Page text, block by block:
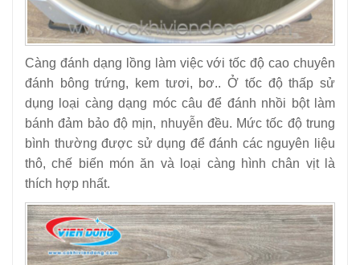
Càng đánh dạng lồng làm việc với tốc độ cao chuyên
đánh bông trứng, kem tươi, bơ.. Ở tốc độ thấp sử
dụng loại càng dạng móc câu để đánh nhồi bột làm
bánh đảm bảo độ mịn, nhuyễn đều. Mức tốc độ trung
bình thường được sử dụng để đánh các nguyên liệu
thô, chế biến món ăn và loại càng hình chân vịt là
thích hợp nhất.